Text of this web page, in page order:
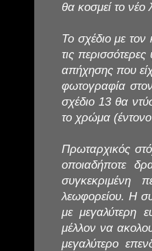
θα κοσμεί το
Το σχέδιο με
τις
απήχησης που
φωτογραφία
σχέδιο 13 θα
το χρώμα
Πρωταρχικός
οποιαδήποτε
συγκεκριμένη
λεωφορείου. Η
με μεγαλύτερη
μέλλον να
μεγαλύτερο